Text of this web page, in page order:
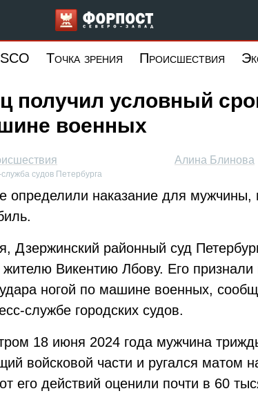
Форпост Северо-Запад
Точка зрения Происшествия
получил условный
военных
Алина Блинова
судов Петербурга
определили наказание для мужчины,
Дзержинский районный суд
жителю Викентию Лбову. Его
ногой по машине военных,
службе городских судов.
18 июня 2024 года мужчина
войсковой части и ругался матом
его действий оценили почти в 60